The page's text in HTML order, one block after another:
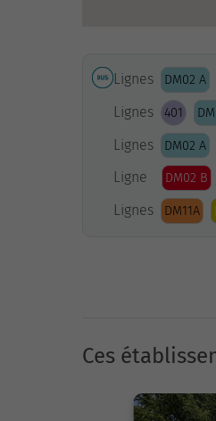
Lignes DM02 A
Lignes
401
Lignes
DM02 A
Ligne
DM02 B
Lignes
DM11A
Ces